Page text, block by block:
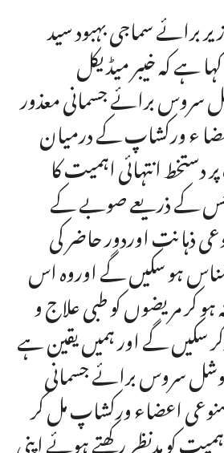
برائے سماجی بہبود سید
ہے کہ خیبر میڈیکل
سروس برائے جسمانی معذور
ء ورکشاپ کے درمیان
دستخط انتہائی اہمیت کا
کے ذریعے صوبے کے
ذہانت اوردور حاضر کی
ہو سکیں گے اوروہ اس
کر مریضوں کو طبی علاج و
سکیں گے اور ہمیں یقین ہے
سروس برائے جسمانی
اعضاء ورکشاپ مل کر
کو مدنظر رکھتے ہوئے اپنی